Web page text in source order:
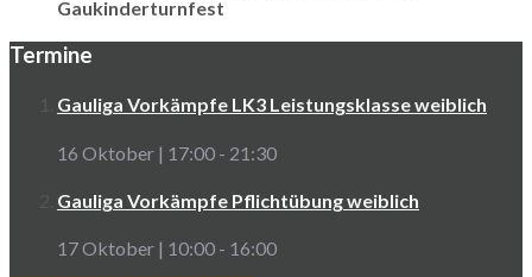
Gaukinderturnfest
Termine
Gauliga Vorkämpfe LK3 Leistungsklasse weiblich
16 Oktober | 17:00 - 21:30
Gauliga Vorkämpfe Pflichtübung weiblich
17 Oktober | 10:00 - 16:00